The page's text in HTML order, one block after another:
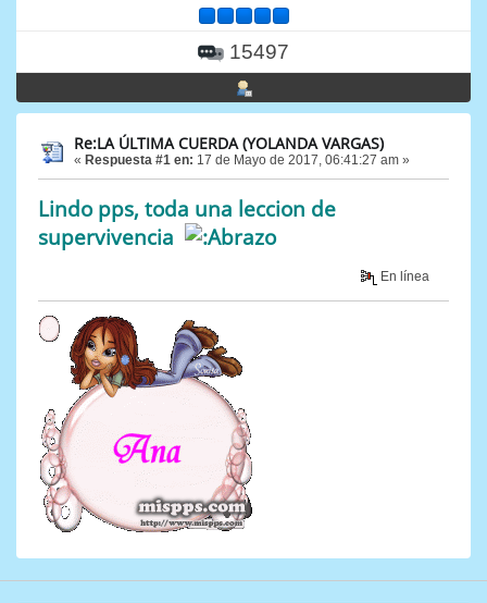
15497
Re:LA ÚLTIMA CUERDA (YOLANDA VARGAS)
« Respuesta #1 en: 17 de Mayo de 2017, 06:41:27 am »
Lindo pps, toda una leccion de
supervivencia
En línea